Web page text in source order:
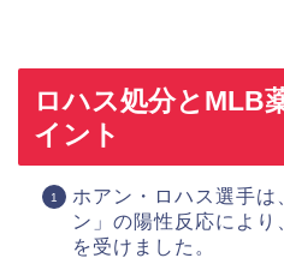
ロハス処分とMLB
イント
ホアン・ロハス選手は
ン」の陽性反応によ
を受けました。